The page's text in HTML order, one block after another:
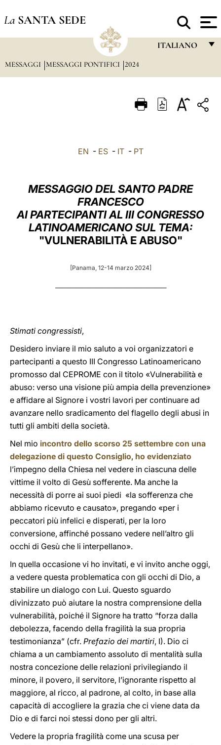
La SANTA SEDE
ITALIANO
ITALIANO
中文
LATINE
MESSAGGI MESSAGGI PONTIFICI 2024
EN - ES- IT- PT
MESSAGGIO DEL SANTO PADRE
FRANCESCO
AI PARTECIPANTI AL III CONGRESSO
LATINOAMERICANO SUL TEMA:
"VULNERABILITÀ E ABUSO"
[Panama, 12-14 marzo 2024]
Stimati congressisti,
Desidero inviare il mio saluto a voi organizzatori e
partecipanti a questo III Congresso Latinoamericano
promosso dal CEPROME con il titolo «Vulnerabilità e
abuso: verso una visione più ampia della prevenzione»
e affidare al Signore i vostri lavori per continuare ad
avanzare nello sradicamento del flagello degli abusi in
tutti gli ambiti della società.
Nel mio incontro dello scorso 25 settembre con una
delegazione di questo Consiglio, ho evidenziato
l’impegno della Chiesa nel vedere in ciascuna delle
vittime il volto di Gesù sofferente. Ma anche la
necessità di porre ai suoi piedi «la sofferenza che
abbiamo ricevuto e causato», pregando «per i
peccatori più infelici e disperati, per la loro
conversione, affinché possano vedere nell’altro gli
occhi di Gesù che li interpellano».
In quella occasione vi ho invitati, e vi invito anche oggi,
a vedere questa problematica con gli occhi di Dio, a
stabilire un dialogo con Lui. Questo sguardo
divinizzato può aiutare la nostra comprensione della
vulnerabilità, poiché il Signore ha tratto “forza dalla
debolezza, facendo della fragilità la sua propria
testimonianza” (cfr. Prefazio dei martiri, I). Dio ci
chiama a un cambiamento assoluto di mentalità sulla
nostra concezione delle relazioni privilegiando il
minore, il povero, il servitore, l’ignorante rispetto al
maggiore, al ricco, al padrone, al colto, in base alla
capacità di accogliere la grazia che ci viene data da
Dio e di farci noi stessi dono per gli altri.
Vedere la propria fragilità come una scusa per